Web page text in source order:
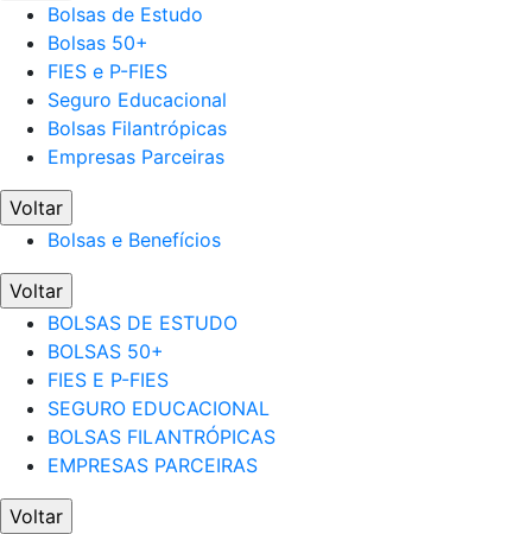
Bolsas de Estudo
Bolsas 50+
FIES e P-FIES
Seguro Educacional
Bolsas Filantrópicas
Empresas Parceiras
Voltar
Bolsas e Benefícios
Voltar
BOLSAS DE ESTUDO
BOLSAS 50+
FIES E P-FIES
SEGURO EDUCACIONAL
BOLSAS FILANTRÓPICAS
EMPRESAS PARCEIRAS
Voltar